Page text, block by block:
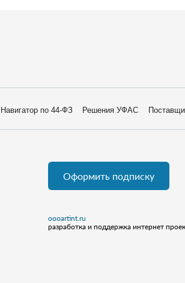
Навигатор по 44-ФЗ Решения УФАС
Оформить подписку
oooartint.ru
разработка и поддержка интернет